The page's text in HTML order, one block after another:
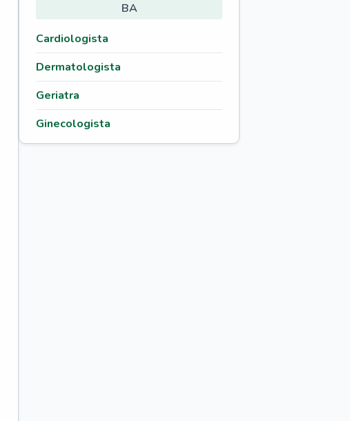
BA
Cardiologista
Dermatologista
Geriatra
Ginecologista